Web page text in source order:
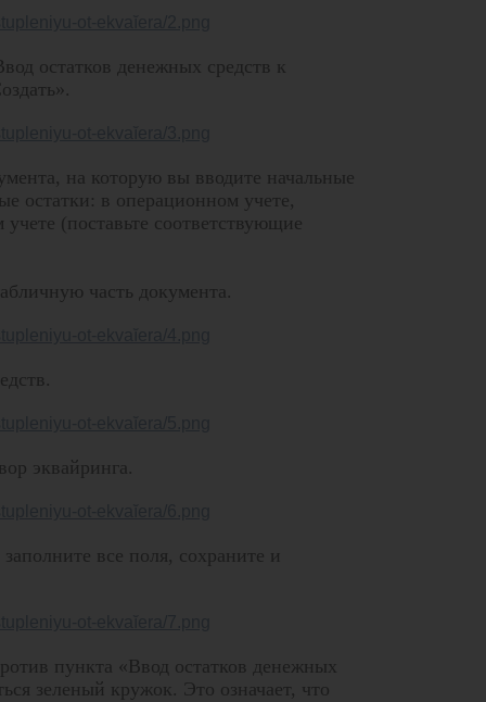
остатков денежных средств к
на которую вы вводите начальные
остатки: в операционном учете,
(поставьте соответствующие
часть документа.
эквайринга.
все поля, сохраните и
пункта «Ввод остатков денежных
зеленый кружок. Это означает, что